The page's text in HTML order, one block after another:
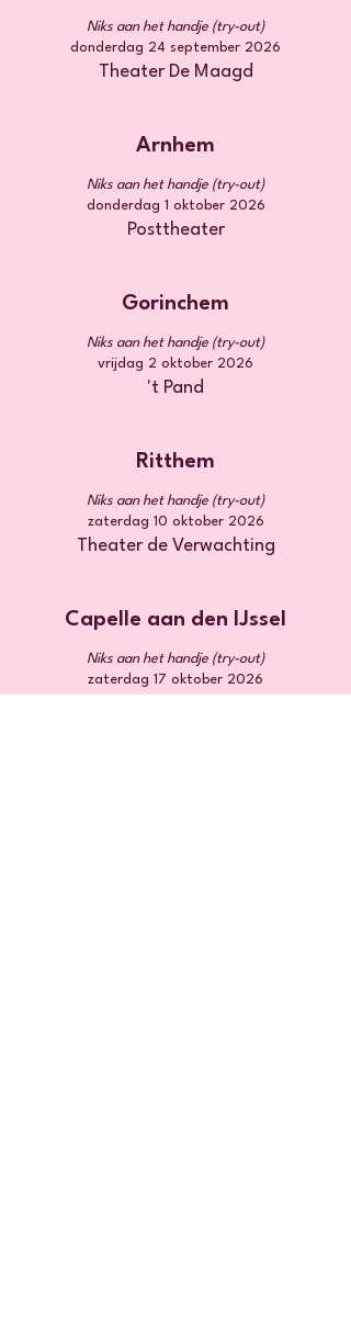
Niks aan het handje (try-out)
donderdag 24 september 2026
Theater De Maagd
Arnhem
Niks aan het handje (try-out)
donderdag 1 oktober 2026
Posttheater
Gorinchem
Niks aan het handje (try-out)
vrijdag 2 oktober 2026
't Pand
Ritthem
Niks aan het handje (try-out)
zaterdag 10 oktober 2026
Theater de Verwachting
Capelle aan den IJssel
Niks aan het handje (try-out)
zaterdag 17 oktober 2026